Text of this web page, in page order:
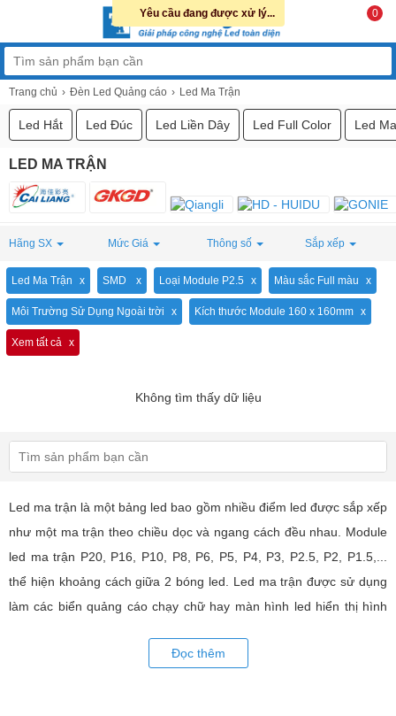
0
Trang chủ Đèn Led Quảng cáo Led Ma Trận
Led Hắt Led Đúc Led Liền Dây Led Full Color Led
LED MA TRẬN
Hãng SX Mức Giá Thông số Sắp xếp
Led Ma Trận SMD Loại Module P2.5 Màu sắc Full màu
Môi Trường Sử Dụng Ngoài trời Kích thước Module 160 x 160mm
Xem tất cả
Không tìm thấy dữ liệu
Led ma trận là một bảng led bao gồm nhiều điểm led được sắp xếp
như một ma trận theo chiều dọc và ngang cách đều nhau. Module
led ma trận P20, P16, P10, P8, P6, P5, P4, P3, P2.5, P2, P1.5,...
thể hiện khoảng cách giữa 2 bóng led. Led ma trận được sử dụng
làm các biển quảng cáo chạy chữ hay màn hình led hiển thị hình
nhiều lĩnh vực của cuộc sống. LED Trường An cung cấp tất cả các
Đọc thêm
Yêu cầu đang được xử lý...